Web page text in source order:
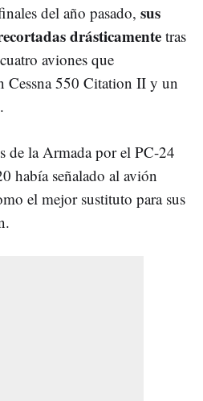
del año pasado, sus
drásticamentetras
aviones que
Cessna 550 Citation II y un
de la Armada por el PC-24
había señalado al avión
el mejor sustituto para sus